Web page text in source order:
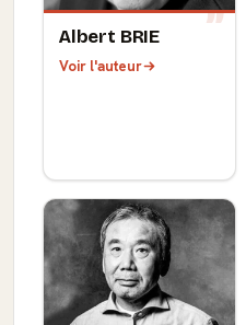
Albert BRIE
Voir l'auteur